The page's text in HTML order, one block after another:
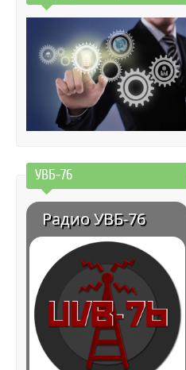
УВБ-76
Радио УВБ-76